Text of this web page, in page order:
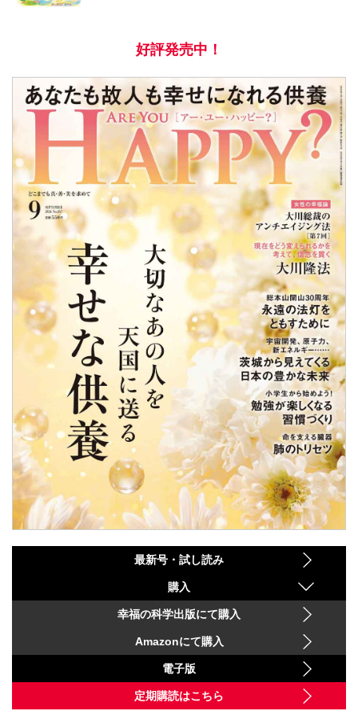
好評発売中！
最新号・試し読み
購入
幸福の科学出版にて購入
Amazonにて購入
電子版
定期購読はこちら